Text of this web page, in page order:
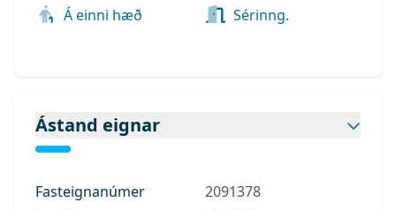
Á einni hæð
Sérinng.
Ástand eignar
Fasteignanúmer
2091378